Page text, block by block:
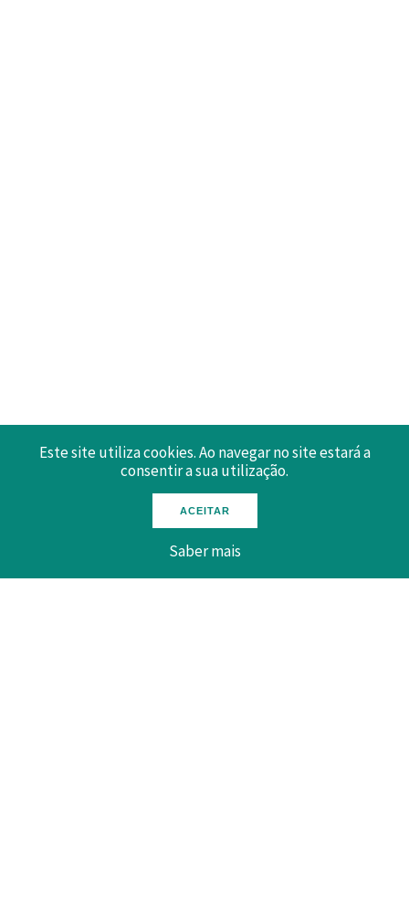
Este site utiliza cookies. Ao navegar no site estará a
consentir a sua utilização.
ACEITAR
Saber mais